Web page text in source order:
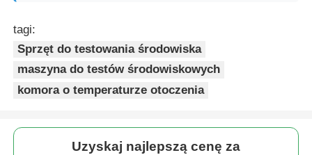
tagi:
Sprzęt do testowania środowiska
maszyna do testów środowiskowych
komora o temperaturze otoczenia
Uzyskaj najlepszą cenę za